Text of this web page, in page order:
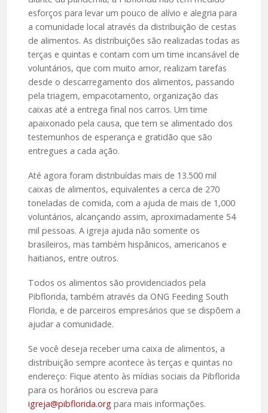
esforços para levar um pouco de alívio e alegria para
a comunidade local através da distribuição de cestas
de alimentos. As distribuições são realizadas todas as
terças e quintas e contam com um time incansável de
voluntários, que com muito amor, realizam tarefas
desde o descarregamento dos alimentos, passando
pela triagem, empacotamento, organização das
caixas até a entrega final nos carros. Um time
apaixonado pela causa, que tem se alimentado dos
testemunhos de esperança e gratidão que são
entregues a cada ação.
Até agora foram distribuídas mais de 13.500 mil
caixas de alimentos, equivalentes a cerca de 270
toneladas de comida, com a ajuda de mais de 1,000
voluntários, alcançando assim, aproximadamente 54
mil pessoas. A igreja ajuda não somente os
brasileiros, mas também hispânicos, americanos e
haitianos, entre outros.
Todos os alimentos são providenciados pela
Pibflorida, também através da ONG Feeding South
Florida, e de parceiros empresários que se dispõem a
ajudar a comunidade.
Se você deseja receber uma caixa de alimentos, a
distribuição sempre acontece às terças e quintas no
endereço: Fique atento às mídias sociais da Pibflorida
para os horários ou escreva para
igreja@pibflorida.orgpara mais informações.